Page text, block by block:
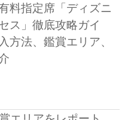
料指定席「ディズニ
ス」徹底攻略ガイ
方法、鑑賞エリア、